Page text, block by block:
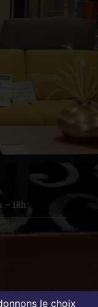
– 18h
le choix